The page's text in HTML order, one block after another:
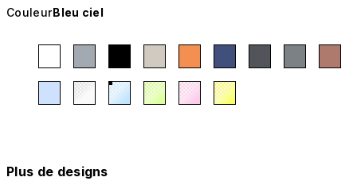
CouleurBleu ciel
Plus de designs